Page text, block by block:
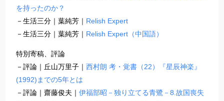
を持ったのか？
－生活三分｜葉純芳｜ Relish Expert
－生活三分｜葉純芳｜ Relish Expert（中国語）
特別寄稿、評論
－評論｜丘山万里子｜ 西村朗 考・覚書（22）『星辰神楽』
(1992)までの5年とは
－評論｜齋藤俊夫｜ 伊福部昭－独り立てる青鷺－8.故国喪失